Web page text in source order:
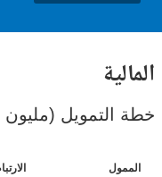
(مليون دولار)
الارتباطات